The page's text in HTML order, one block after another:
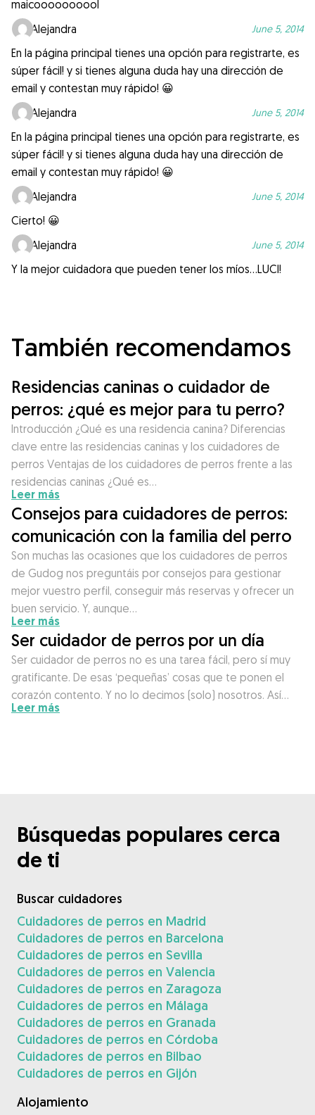
maicoooooooool
Alejandra
June 5, 2014
En la página principal tienes una opción para registrarte, es
súper fácil! y si tienes alguna duda hay una dirección de
email y contestan muy rápido! 😀
Alejandra
June 5, 2014
En la página principal tienes una opción para registrarte, es
súper fácil! y si tienes alguna duda hay una dirección de
email y contestan muy rápido! 😀
Alejandra
June 5, 2014
Cierto! 😀
Alejandra
June 5, 2014
Y la mejor cuidadora que pueden tener los míos…LUCI!
También recomendamos
Residencias caninas o cuidador de
perros: ¿qué es mejor para tu perro?
Introducción ¿Qué es una residencia canina? Diferencias
clave entre las residencias caninas y los cuidadores de
perros Ventajas de los cuidadores de perros frente a las
residencias caninas ¿Qué es…
Leer más
Consejos para cuidadores de perros:
comunicación con la familia del perro
Son muchas las ocasiones que los cuidadores de perros
de Gudog nos preguntáis por consejos para gestionar
mejor vuestro perfil, conseguir más reservas y ofrecer un
buen servicio. Y, aunque…
Leer más
Ser cuidador de perros por un día
Ser cuidador de perros no es una tarea fácil, pero sí muy
gratificante. De esas ‘pequeñas’ cosas que te ponen el
corazón contento. Y no lo decimos (solo) nosotros. Así…
Leer más
Búsquedas populares cerca
de ti
Buscar cuidadores
Cuidadores de perros en Madrid
Cuidadores de perros en Barcelona
Cuidadores de perros en Sevilla
Cuidadores de perros en Valencia
Cuidadores de perros en Zaragoza
Cuidadores de perros en Málaga
Cuidadores de perros en Granada
Cuidadores de perros en Córdoba
Cuidadores de perros en Bilbao
Cuidadores de perros en Gijón
Alojamiento